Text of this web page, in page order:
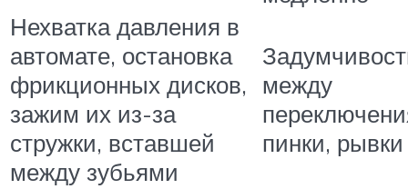
Нехватка давления в
автомате, остановка
фрикционных дисков,
зажим их из-за
стружки, вставшей
между зубьями
между
пинки, рывки